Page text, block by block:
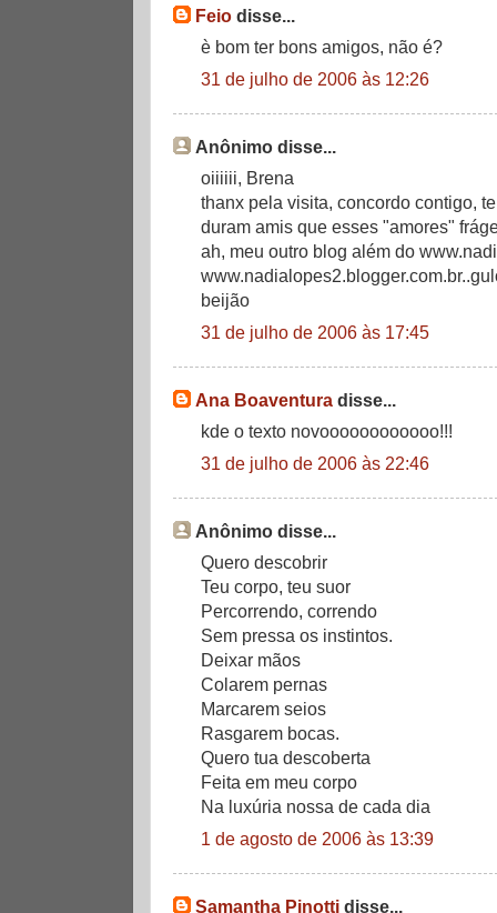
Feio disse...
è bom ter bons amigos, não é?
31 de julho de 2006 às 12:26
Anônimo disse...
oiiiiii, Brena
thanx pela visita, concordo contigo,
duram amis que esses "amores"
ah, meu outro blog além do
beijão
31 de julho de 2006 às 17:45
Ana Boaventura disse...
kde o texto novoooooooooooo!!!
31 de julho de 2006 às 22:46
Anônimo disse...
Quero descobrir
Teu corpo, teu suor
Percorrendo, correndo
Sem pressa os instintos.
Deixar mãos
Colarem pernas
Marcarem seios
Rasgarem bocas.
Quero tua descoberta
Feita em meu corpo
Na luxúria nossa de cada dia
1 de agosto de 2006 às 13:39
Samantha Pinotti disse...